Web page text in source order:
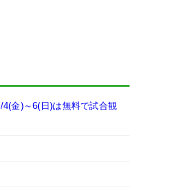
金)～6(日)は無料で試合観